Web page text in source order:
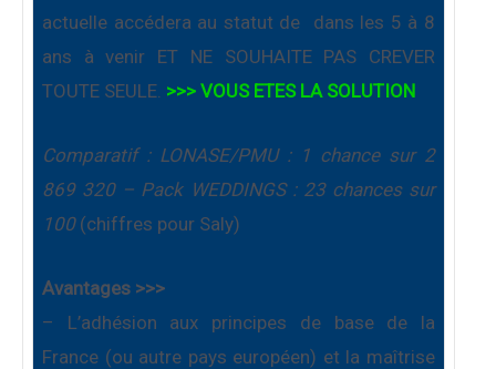
actuelle accédera au statut de
dans les 5 à 8
ans à venir ET NE SOUHAITE PAS CREVER
TOUTE SEULE. >>> VOUS ETES LA SOLUTION
Comparatif : LONASE/PMU : 1 chance sur 2
869 320 – Pack WEDDINGS : 23 chances sur
100(chiffres pour Saly)
Avantages >>>
– L’adhésion aux principes de base de la
France (ou autre pays européen) et la maîtrise